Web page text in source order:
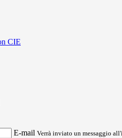
CIE
E-mail Verrà inviato un messaggio